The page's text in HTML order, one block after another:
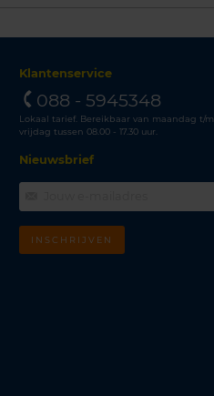
Klantenservice
088 - 5945348
Lokaal tarief. Bereikbaar van maandag t/m
vrijdag tussen 08.00 - 17.30 uur.
Nieuwsbrief
INSCHRIJVEN